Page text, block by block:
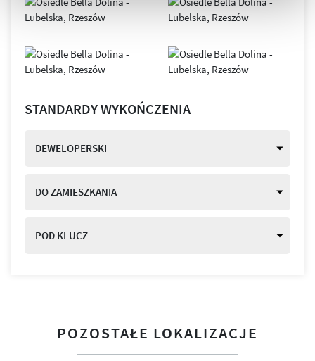
STANDARDY WYKOŃCZENIA
DEWELOPERSKI
DO ZAMIESZKANIA
POD KLUCZ
POZOSTAŁE LOKALIZACJE